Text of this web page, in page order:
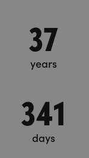
37
years
341
days